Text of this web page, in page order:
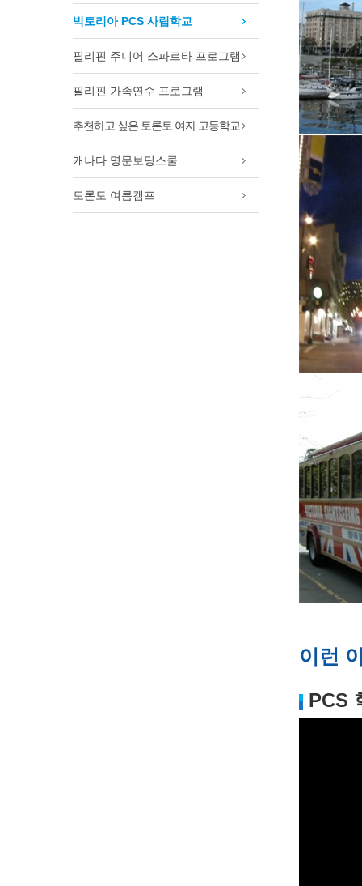
빅토리아 PCS 사립학교
필리핀 주니어 스파르타 프로그램
필리핀 가족연수 프로그램
추천하고 싶은 토론토 여자 고등학교
캐나다 명문보딩스쿨
토론토 여름캠프
이런
PCS